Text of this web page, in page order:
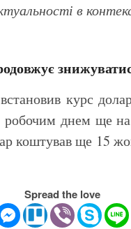
в
курс
робочим днем ще
коштував ще 15
Spread the love